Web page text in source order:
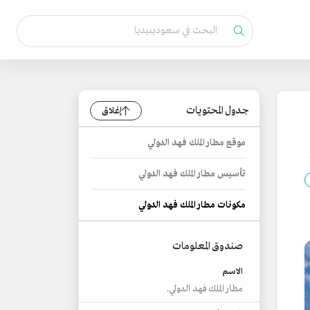
جدول المحتويات إغلاق
موقع مطار الملك فهد الدولي
تأسيس مطار الملك فهد الدولي
مكونات مطار الملك فهد الدولي
صندوق المعلومات
الاسم
مطار الملك فهد الدولي.